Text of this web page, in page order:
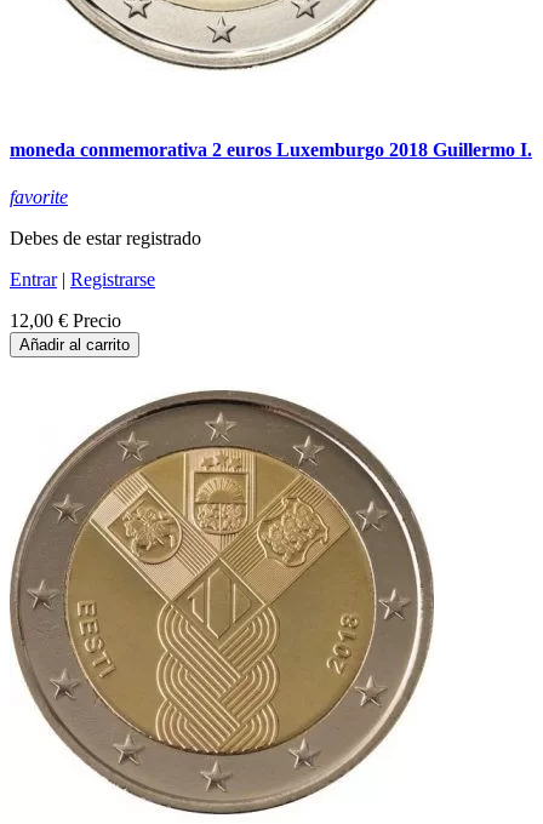
moneda conmemorativa 2 euros Luxemburgo 2018 Guillermo I.
favorite
Debes de estar registrado
Entrar| Registrarse
12,00 € Precio
Añadir al carrito